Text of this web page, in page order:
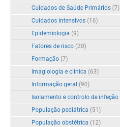
Cuidados de Saúde Primários (7)
Cuidados intensivos (16)
Epidemiologia (9)
Fatores de risco (20)
Formação (7)
Imagiologia e clínica (63)
Informação geral (90)
Isolamento e controlo de infeção
População pediátrica (51)
População obstétrica (12)